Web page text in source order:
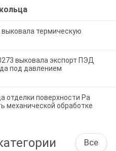
термическую
выковала экспорт ПЭД
под давлением
отделки поверхности Ра
механической обработке
Все